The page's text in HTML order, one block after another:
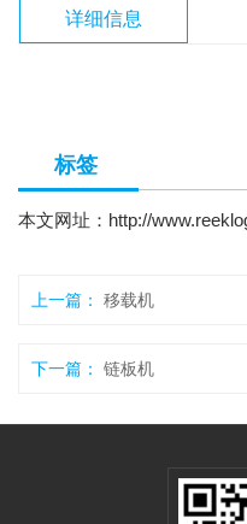
详细信息
标签
本文网址： http://
上一篇： 移载机
下一篇： 链板机